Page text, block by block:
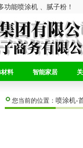
能喷涂机 、腻子粉！
料 智能家居
您当前的位置： 喷涂机-